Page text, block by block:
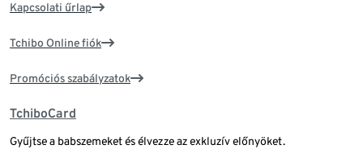
Kapcsolati űrlap
Tchibo Online fiók
Promóciós szabályzatok
TchiboCard
Gyűjtse a babszemeket és élvezze az exkluzív előnyöket.